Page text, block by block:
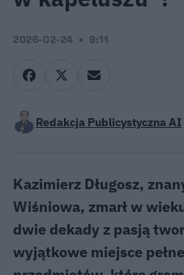
2026-02-24 9:11
Redakcja Publicystyczna AI
Kazimierz Długosz,
Wiśniowa, zmarł w
dwie dekady z pasją
wyjątkowe miejsce